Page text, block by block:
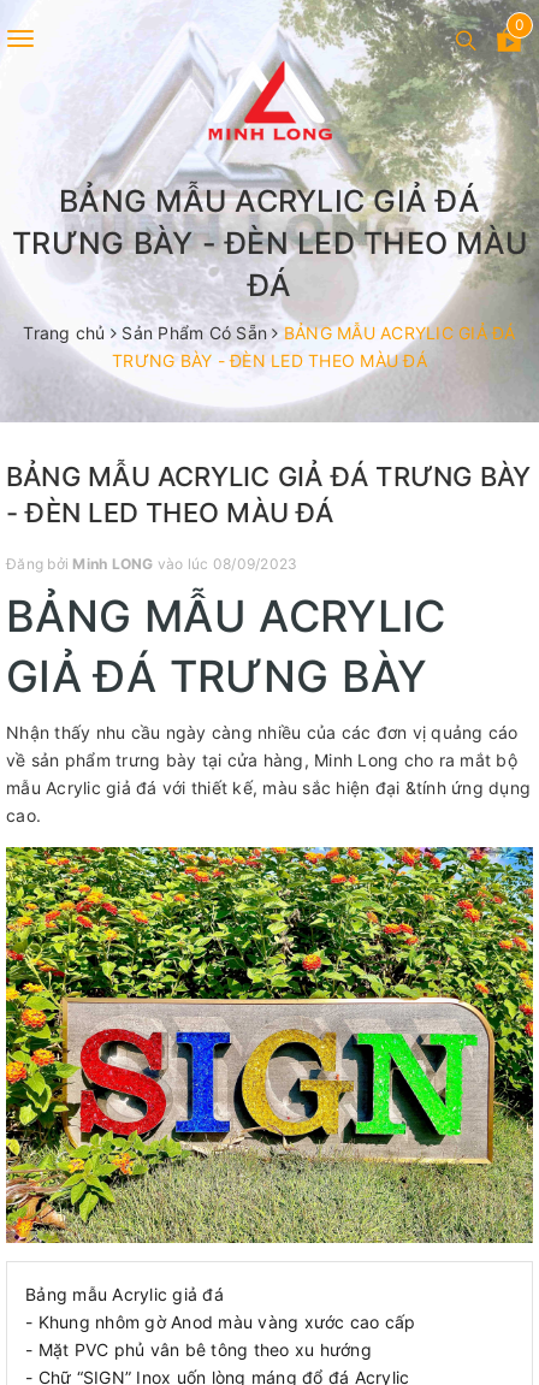
Toggle
0
BẢNG MẪU ACRYLIC GIẢ ĐÁ
TRƯNG BÀY - ĐÈN LED THEO MÀU
ĐÁ
Trang chủ Sản Phẩm Có Sẵn
BẢNG MẪU ACRYLIC GIẢ ĐÁ
TRƯNG BÀY - ĐÈN LED THEO MÀU ĐÁ
BẢNG MẪU ACRYLIC GIẢ ĐÁ TRƯNG BÀY
- ĐÈN LED THEO MÀU ĐÁ
Đăng bởi Minh LONG vào lúc 08/09/2023
BẢNG MẪU ACRYLIC
GIẢ ĐÁ TRƯNG BÀY
Nhận thấy nhu cầu ngày càng nhiều của các đơn vị quảng cáo
về sản phẩm trưng bày tại cửa hàng, Minh Long cho ra mắt bộ
mẫu Acrylic giả đá với thiết kế, màu sắc hiện đại &tính ứng dụng
cao.
Bảng mẫu Acrylic giả đá
- Khung nhôm gờ Anod màu vàng xước cao cấp
- Mặt PVC phủ vân bê tông theo xu hướng
- Chữ “SIGN” Inox uốn lòng máng đổ đá Acrylic